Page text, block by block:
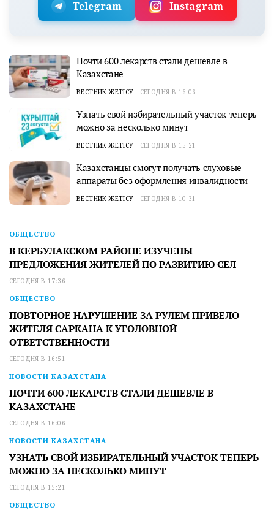
Telegram Instagram
Почти 600 лекарств стали дешевле в
Казахстане
ВЕСТНИК ЖЕТІСУ СЕГОДНЯ В 16:06
Узнать свой избирательный участок теперь
можно за несколько минут
ВЕСТНИК ЖЕТІСУ СЕГОДНЯ В 15:21
Казахстанцы смогут получать слуховые
аппараты без оформления инвалидности
ВЕСТНИК ЖЕТІСУ СЕГОДНЯ В 10:31
ОБЩЕСТВО
В КЕРБУЛАКСКОМ РАЙОНЕ ИЗУЧЕНЫ
ПРЕДЛОЖЕНИЯ ЖИТЕЛЕЙ ПО РАЗВИТИЮ СЕЛ
СЕГОДНЯ В 17:36
ОБЩЕСТВО
ПОВТОРНОЕ НАРУШЕНИЕ ЗА РУЛЕМ ПРИВЕЛО
ЖИТЕЛЯ САРКАНА К УГОЛОВНОЙ
ОТВЕТСТВЕННОСТИ
СЕГОДНЯ В 16:51
НОВОСТИ КАЗАХСТАНА
ПОЧТИ 600 ЛЕКАРСТВ СТАЛИ ДЕШЕВЛЕ В
КАЗАХСТАНЕ
СЕГОДНЯ В 16:06
НОВОСТИ КАЗАХСТАНА
УЗНАТЬ СВОЙ ИЗБИРАТЕЛЬНЫЙ УЧАСТОК ТЕПЕРЬ
МОЖНО ЗА НЕСКОЛЬКО МИНУТ
СЕГОДНЯ В 15:21
ОБЩЕСТВО